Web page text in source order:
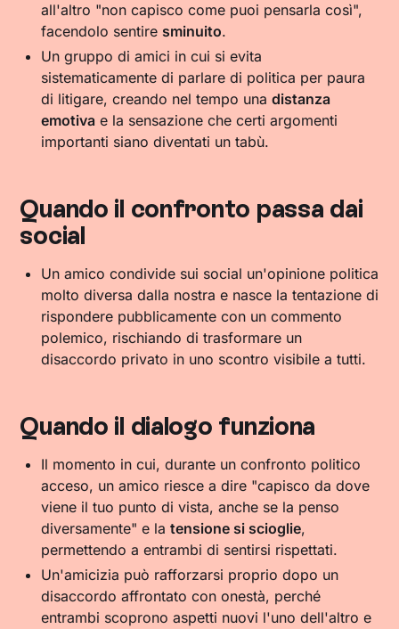
all'altro "non capisco come puoi pensarla così",
facendolo sentire sminuito.
Un gruppo di amici in cui si evita
sistematicamente di parlare di politica per paura
di litigare, creando nel tempo unadistanza
emotiva e la sensazione che certi argomenti
importanti siano diventati un tabù.
Quando il confronto passa dai
social
Un amico condivide sui social un'opinione politica
molto diversa dalla nostra e nasce la tentazione di
rispondere pubblicamente con un commento
polemico, rischiando di trasformare un
disaccordo privato in uno scontro visibile a tutti.
Quando il dialogo funziona
Il momento in cui, durante un confronto politico
acceso, un amico riesce a dire "capisco da dove
viene il tuo punto di vista, anche se la penso
diversamente" e latensione si scioglie,
permettendo a entrambi di sentirsi rispettati.
Un'amicizia può rafforzarsi proprio dopo un
disaccordo affrontato con onestà, perché
entrambi scoprono aspetti nuovi l'uno dell'altro e